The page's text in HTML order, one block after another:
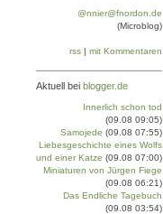
@nnier@fnordon.de
(Microblog)
rss | mit Kommentaren
Aktuell bei blogger.de
Innerlich schon tod
(09.08 09:05)
Samojede (09.08 07:55)
Liebesgeschichte eines Wolfs
und einer Katze (09.08 07:00)
Miniaturen von Jürgen Fiege
(09.08 06:21)
Das Endliche Tagebuch
(09.08 03:54)